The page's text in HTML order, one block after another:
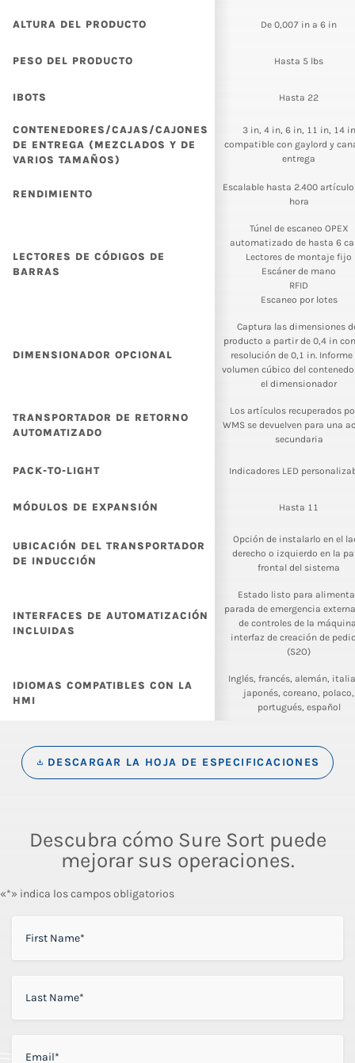
ALTURA DEL PRODUCTO De 0,007 in a 6 in
PESO DEL PRODUCTO Hasta 5 lbs
IBOTS Hasta 22
CONTENEDORES/CAJAS/CAJONES
DE ENTREGA (MEZCLADOS Y DE
VARIOS TAMAÑOS)
3 in, 4 in, 6 in, 11 in, 14 in
compatible con gaylord y
entrega
RENDIMIENTO
Escalable hasta 2.400
hora
LECTORES DE CÓDIGOS DE
BARRAS
Túnel de escaneo OPEX
automatizado de hasta 6
Lectores de montaje fijo
Escáner de mano
RFID
Escaneo por lotes
DIMENSIONADOR OPCIONAL
Captura las dimensiones
producto a partir de 0,4 in
resolución de 0,1 in. Informe
volumen cúbico del
el dimensionador
TRANSPORTADOR DE RETORNO
AUTOMATIZADO
Los artículos recuperados
WMS se devuelven para una
secundaria
PACK-TO-LIGHT Indicadores LED
MÓDULOS DE EXPANSIÓN Hasta 11
UBICACIÓN DEL TRANSPORTADOR
DE INDUCCIÓN
Opción de instalarlo en el
derecho o izquierdo en la
frontal del sistema
INTERFACES DE AUTOMATIZACIÓN
INCLUIDAS
Estado listo para
parada de emergencia
de controles de la
interfaz de creación de
(S2O)
IDIOMAS COMPATIBLES CON LA
HMI
Inglés, francés, alemán,
japonés, coreano, polaco,
portugués, español
DESCARGAR LA HOJA DE ESPECIFICACIONES
Descubra cómo Sure Sort puede
mejorar sus operaciones.
«*» indica los campos obligatorios